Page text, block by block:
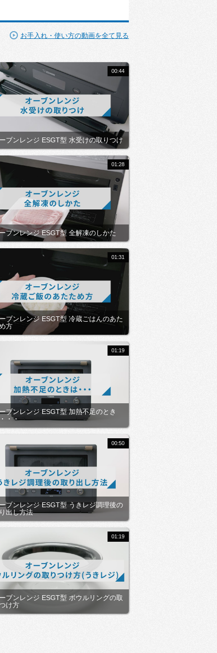
お手入れ・使い方の動画を全て見る
ブンレンジ ESGT型 水受けの取りつけ
00:44
ブンレンジ ESGT型 全解凍のしかた
01:28
ブンレンジ ESGT型 冷蔵ごはんのあた
方
01:31
ブンレンジ ESGT型 加熱不足のとき
・・
01:19
ブンレンジ ESGT型 うきレジ調理後の
出し方法
00:50
ブンレンジ ESGT型 ボウルリングの取
け方
01:19